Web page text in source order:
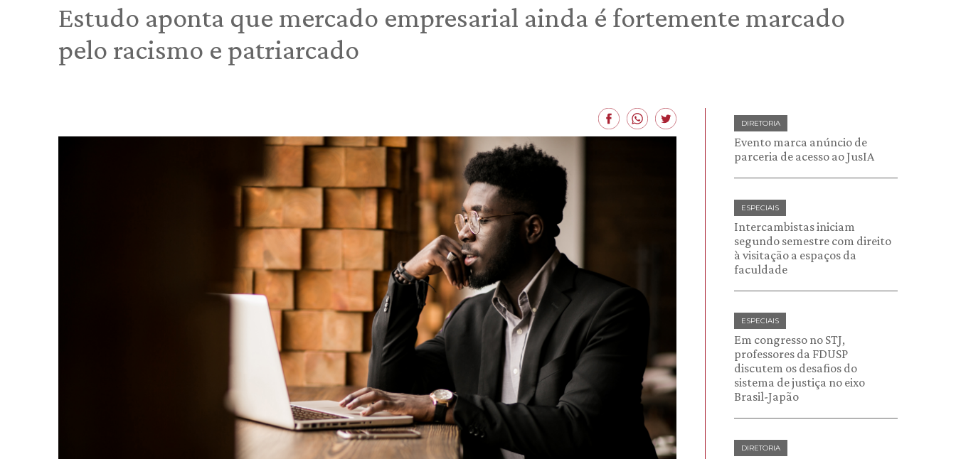
Estudo aponta que mercado empresarial ainda é fortemente marcado
pelo racismo e patriarcado
DIRETORIA
Evento marca anúncio de
parceria de acesso ao JusIA
ESPECIAIS
Intercambistas iniciam
segundo semestre com direito
à visitação a espaços da
faculdade
ESPECIAIS
Em congresso no STJ,
professores da FDUSP
discutem os desafios do
sistema de justiça no eixo
Brasil-Japão
DIRETORIA